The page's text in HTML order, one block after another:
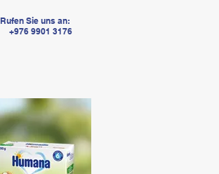
Rufen Sie uns an:
+976 9901 3176